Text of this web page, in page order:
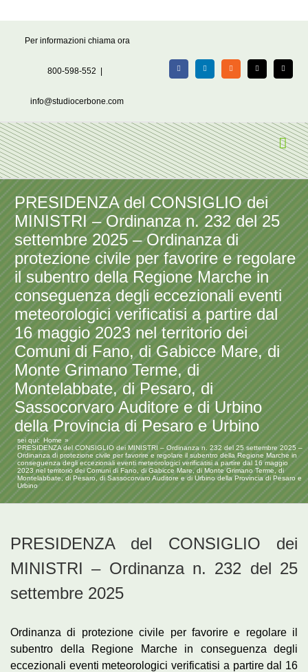
Per informazioni chiama ora
800-598-552
info@studiocerbone.com
FacebookLinkedIn Rss X Email
PRESIDENZA del CONSIGLIO dei
MINISTRI – Ordinanza n. 232 del 25
settembre 2025 – Ordinanza di
protezione civile per favorire e regolare
il subentro della Regione Marche in
conseguenza degli eccezionali eventi
meteorologici verificatisi a partire dal
16 maggio 2023 nel territorio dei
Comuni di Fano, di Gabicce Mare, di
Monte Grimano Terme, di
Montelabbate, di Pesaro, di
Sassocorvaro Auditore e di Urbino
della Provincia di Pesaro e Urbino
sei qui: Home
PRESIDENZA del CONSIGLIO dei MINISTRI – Ordinanza n. 232 del 25 settembre 2025 –
Ordinanza di protezione civile per favorire e regolare il subentro della Regione Marche in
conseguenza degli eccezionali eventi meteorologici verificatisi a partire dal 16 maggio
2023 nel territorio dei Comuni di Fano, di Gabicce Mare, di Monte Grimano Terme, di
Montelabbate, di Pesaro, di Sassocorvaro Auditore e di Urbino della Provincia di Pesaro e
Urbino
PRESIDENZA del CONSIGLIO dei
MINISTRI – Ordinanza n. 232 del 25
settembre 2025
Ordinanza di protezione civile per favorire e regolare il
subentro della Regione Marche in conseguenza degli
eccezionali eventi meteorologici verificatisi a partire dal 16